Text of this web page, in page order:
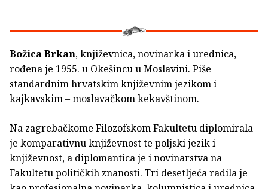
Božica Brkan, književnica, novinarka i urednica,
rođena je 1955. u Okešincu u Moslavini. Piše
standardnim hrvatskim književnim jezikom i
kajkavskim – moslavačkom kekavštinom.
Na zagrebačkome Filozofskom Fakultetu diplomirala
je komparativnu književnost te poljski jezik i
književnost, a diplomantica je i novinarstva na
Fakultetu političkih znanosti. Tri desetljeća radila je